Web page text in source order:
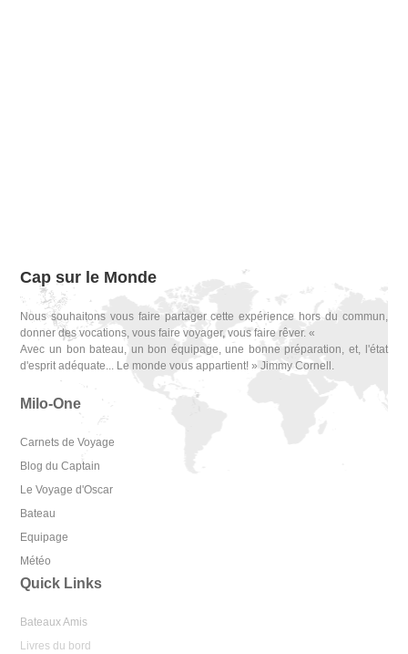
Cap sur le Monde
Nous souhaitons vous faire partager cette expérience hors du commun,
donner des vocations, vous faire voyager, vous faire rêver. «
Avec un bon bateau, un bon équipage, une bonne préparation, et, l'état
d'esprit adéquate... Le monde vous appartient! » Jimmy Cornell.
Milo-One
Carnets de Voyage
Blog du Captain
Le Voyage d'Oscar
Bateau
Equipage
Météo
Quick Links
Bateaux Amis
Livres du bord